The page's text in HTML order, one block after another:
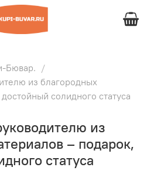
Бювар.
из благородных
солидного статуса
из
– подарок,
статуса